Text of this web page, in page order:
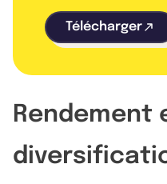
Télécharger